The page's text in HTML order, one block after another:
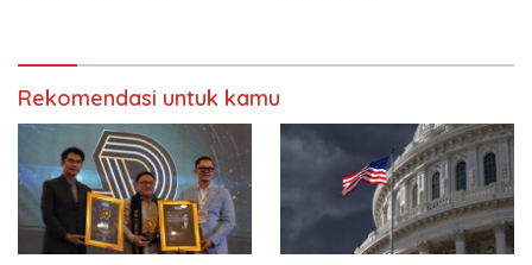
Rekomendasi untuk kamu